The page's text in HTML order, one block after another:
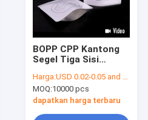
BOPP CPP Kantong
Segel Tiga Sisi
Gantung Tahan Air
Harga:USD 0.02-0.05 and negotiation
MOQ:10000 pcs
dapatkan harga terbaru